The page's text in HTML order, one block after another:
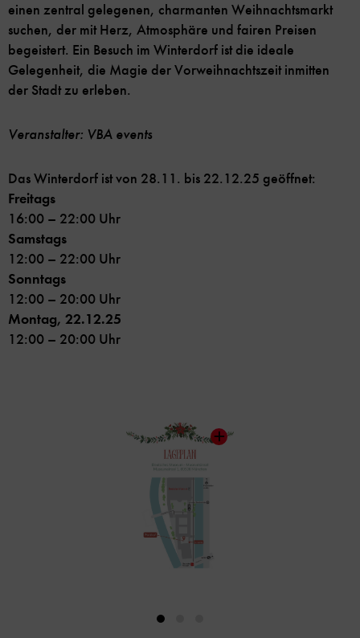
einen zentral gelegenen, charmanten Weihnachtsmarkt
suchen, der mit Herz, Atmosphäre und fairen Preisen
begeistert. Ein Besuch im Winterdorf ist die ideale
Gelegenheit, die Magie der Vorweihnachtszeit inmitten
der Stadt zu erleben.
Veranstalter: VBA events
Das Winterdorf ist von 28.11. bis 22.12.25 geöffnet:
Freitags
16:00 – 22:00 Uhr
Samstags
12:00 – 22:00 Uhr
Sonntags
12:00 – 20:00 Uhr
Montag, 22.12.25
12:00 – 20:00 Uhr